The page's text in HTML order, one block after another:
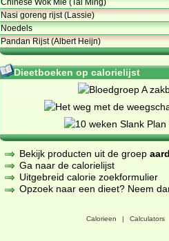
Nasi goreng rijst (Lassie)
Noedels
Pandan Rijst (Albert Heijn)
Dieetboeken op calorielijst
Bekijk producten uit de groep
Ga naar de calorielijst
Uitgebreid calorie zoekformulier
Opzoek naar een dieet? Neem
Calorieen | Calculators